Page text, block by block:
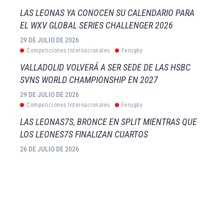
LAS LEONAS YA CONOCEN SU CALENDARIO PARA
EL WXV GLOBAL SERIES CHALLENGER 2026
29 DE JULIO DE 2026
Competiciones Internacionales Ferugby
VALLADOLID VOLVERÁ A SER SEDE DE LAS HSBC
SVNS WORLD CHAMPIONSHIP EN 2027
29 DE JULIO DE 2026
Competiciones Internacionales Ferugby
LAS LEONAS7S, BRONCE EN SPLIT MIENTRAS QUE
LOS LEONES7S FINALIZAN CUARTOS
26 DE JULIO DE 2026